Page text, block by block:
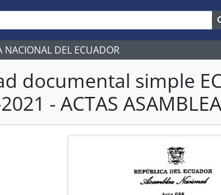
NACIONAL DEL ECUADOR
documental simple
- ACTAS